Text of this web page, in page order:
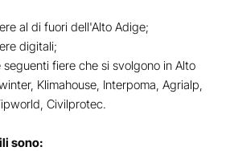
al di fuori dell'Alto Adige;
digitali;
fiere che si svolgono in Alto
Klimahouse, Interpoma, Agrialp,
Civilprotec.
sono: